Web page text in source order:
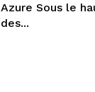
Azure Sous le
des...